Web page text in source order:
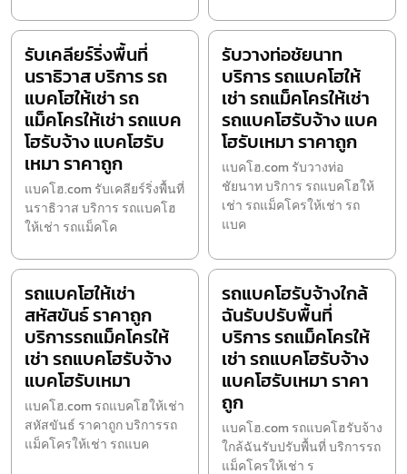
รับเคลียร์ริ่งพื้นที่
นราธิวาส บริการ รถ
แบคโฮให้เช่า รถ
แม็คโครให้เช่า รถแบค
โฮรับจ้าง แบคโฮรับ
เหมา ราคาถูก
แบคโฮ.com รับเคลียร์ริ่งพื้นที่
นราธิวาส บริการ รถแบคโฮ
ให้เช่า รถแม็คโค
รับวางท่อชัยนาท
บริการ รถแบคโฮให้
เช่า รถแม็คโครให้เช่า
รถแบคโฮรับจ้าง แบค
โฮรับเหมา ราคาถูก
แบคโฮ.com รับวางท่อ
ชัยนาท บริการ รถแบคโฮให้
เช่า รถแม็คโครให้เช่า รถ
แบค
รถแบคโฮให้เช่า
สหัสขันธ์ ราคาถูก
บริการรถแม็คโครให้
เช่า รถแบคโฮรับจ้าง
แบคโฮรับเหมา
แบคโฮ.com รถแบคโฮให้เช่า
สหัสขันธ์ ราคาถูก บริการรถ
แม็คโครให้เช่า รถแบค
รถแบคโฮรับจ้างใกล้
ฉันรับปรับพื้นที่
บริการ รถแม็คโครให้
เช่า รถแบคโฮรับจ้าง
แบคโฮรับเหมา ราคา
ถูก
แบคโฮ.com รถแบคโฮรับจ้าง
ใกล้ฉันรับปรับพื้นที่ บริการรถ
แม็คโครให้เช่า ร